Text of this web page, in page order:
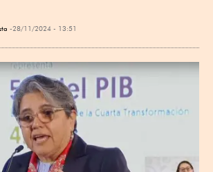
28/11/2024 - 13:51